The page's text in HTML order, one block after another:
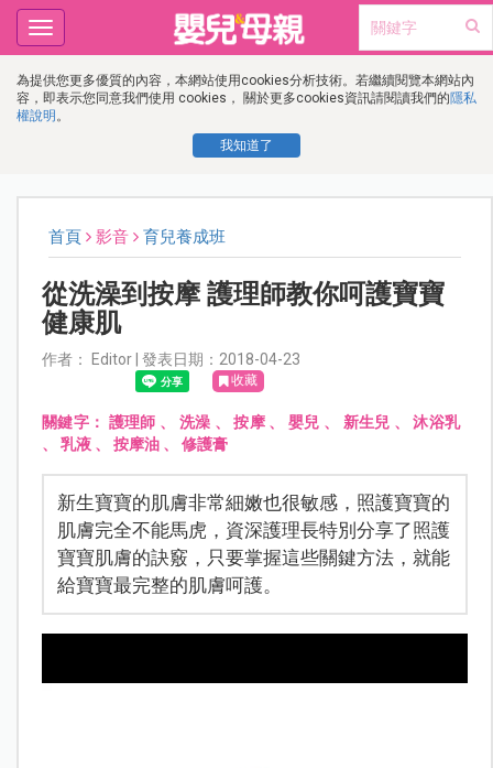
為提供您更多優質的內容，本網站使用cookies分析技術。若繼續閱覽本網站內
容，即表示您同意我們使用 cookies， 關於更多cookies資訊請閱讀我們的隱私
權說明 。
我知道了
Toggle
navigation
首頁 影音 育兒養成班
從洗澡到按摩 護理師教你呵護寶寶
健康肌
作者： Editor | 發表日期：2018-04-23
收藏
關鍵字： 護理師 、 洗澡 、按摩、 嬰兒 、 新生兒 、沐浴乳
、 乳液、 按摩油、 修護膏
新生寶寶的肌膚非常細嫩也很敏感，照護寶寶的
肌膚完全不能馬虎，資深護理長特別分享了照護
寶寶肌膚的訣竅，只要掌握這些關鍵方法，就能
給寶寶最完整的肌膚呵護。